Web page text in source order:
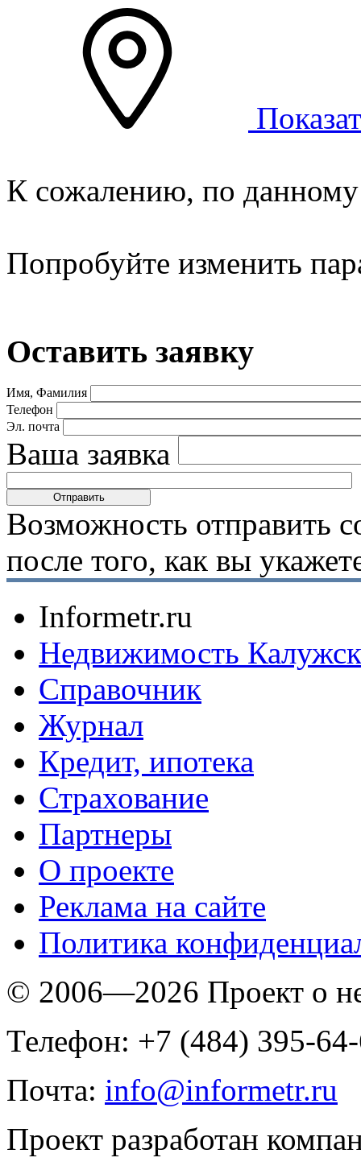
К сожалению, по данному
Попробуйте изменить
Оставить заявку
Имя, Фамилия
Телефон
Эл. почта
Ваша заявка
Возможность отправить
после того, как вы
Informetr.ru
Недвижимость
Справочник
Журнал
Кредит, ипотека
Страхование
Партнеры
O проекте
Реклама на сайте
Политика
© 2006—2026 Проект о
Телефон: +7 (484) 395-
Почта: info@informetr.ru
Проект разработан